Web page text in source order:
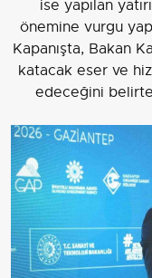
ise yapılan
önemine vurgu
Kapanışta, Bakan
katacak eser ve
edeceğini